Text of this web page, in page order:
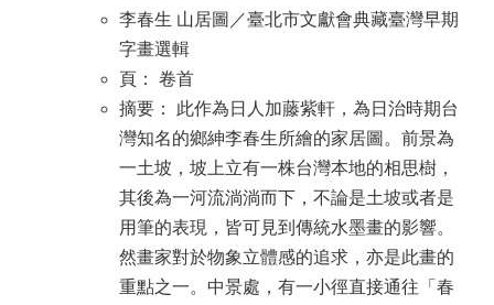
李春生 山居圖／臺北市文獻會典藏臺灣早期
字畫選輯
頁： 卷首
摘要： 此作為日人加藤紫軒，為日治時期台
灣知名的鄉紳李春生所繪的家居圖。前景為
一土坡，坡上立有一株台灣本地的相思樹，
其後為一河流淌淌而下，不論是土坡或者是
用筆的表現，皆可見到傳統水墨畫的影響。
然畫家對於物象立體感的追求，亦是此畫的
重點之一。中景處，有一小徑直接通往「春